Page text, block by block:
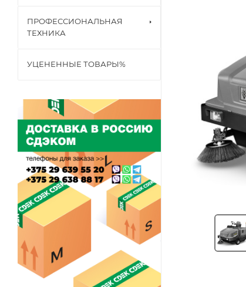
ПРОФЕССИОНАЛЬНАЯ
ТЕХНИКА
УЦЕНЕННЫЕ ТОВАРЫ%